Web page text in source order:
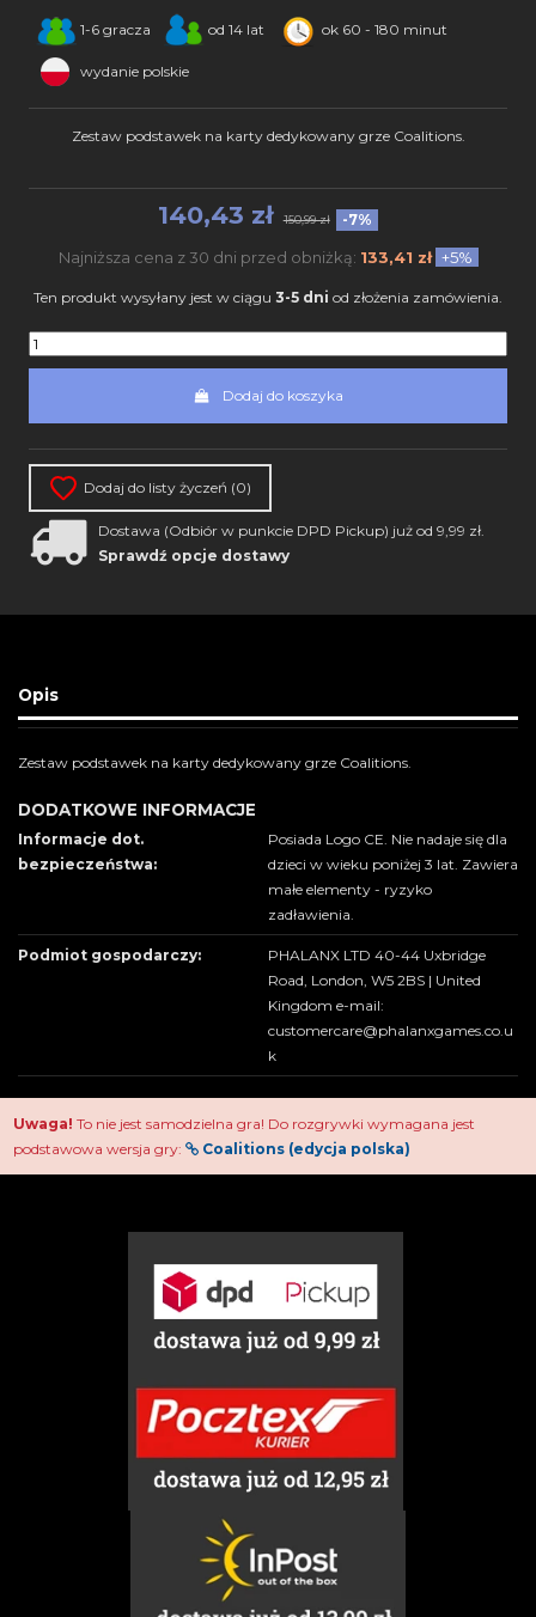
1-6 gracza od 14 lat ok 60 - 180 minut
wydanie polskie
Zestaw podstawek na karty dedykowany grze Coalitions.
140,43 zł 150,99 zł -7%
Najniższa cena z 30 dni przed obniżką: 133,41 zł +5%
Ten produkt wysyłany jest w ciągu 3-5 dni od złożenia zamówienia.
Dodaj do koszyka
Dodaj do listy życzeń (0)
Dostawa (Odbiór w punkcie DPD Pickup) już od 9,99 zł.
Sprawdź opcje dostawy
Opis
Zestaw podstawek na karty dedykowany grze Coalitions.
DODATKOWE INFORMACJE
Informacje dot.
bezpieczeństwa:
Posiada Logo CE. Nie nadaje się dla
dzieci w wieku poniżej 3 lat. Zawiera
małe elementy - ryzyko
zadławienia.
Podmiot gospodarczy:
PHALANX LTD 40-44 Uxbridge
Road, London, W5 2BS | United
Kingdom e-mail:
customercare@phalanxgames.co.u
k
Uwaga! To nie jest samodzielna gra! Do rozgrywki wymagana jest
podstawowa wersja gry:
Coalitions (edycja polska)